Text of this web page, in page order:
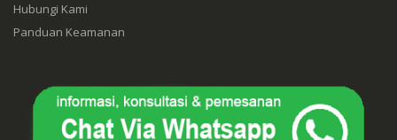
Hubungi Kami
Panduan Keamanan